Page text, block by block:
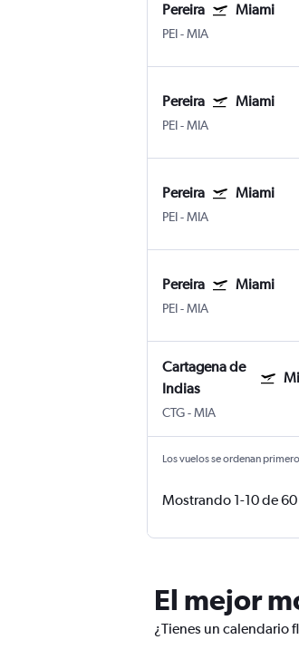
Pereira Miami
PEI-MIA
Pereira Miami
PEI-MIA
Pereira Miami
PEI-MIA
Pereira Miami
PEI-MIA
Cartagena de
Indias
CTG-MIA
Los vuelos se ordenan
Mostrando 1-10 de
El mejor
¿Tienes un calendario